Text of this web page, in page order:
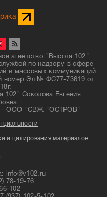
агентство "Высота 102"
по надзору в сфере
и массовых коммуникаций
номер Эл № ФС77-73619 от
102" Соколова Евгения
- ООО "СВЖ "ОСТРОВ"
и цитирования материалов
info@v102.ru
78-19-76
102